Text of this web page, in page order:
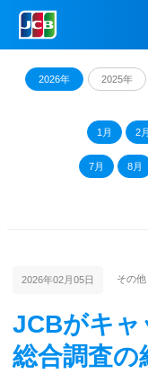
2026年 2025年
1月 2月
7月 8月
2026年02月05日 その他
JCBがキャ
総合調査の